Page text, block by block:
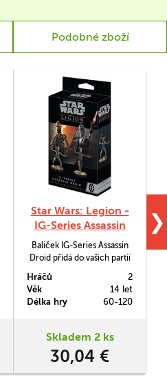
Podobné zboží
Star Wars: Legion -
IG-Series Assassin
Droid
Balíček IG-Series Assassin
Droid přidá do vašich partií
dvě nové postavy.
Hráčů
2
Věk
14 let
Délka hry
60-120
Skladem 2 ks
30,04 €
❯